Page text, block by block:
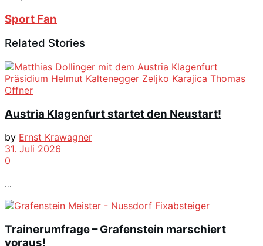
Sport Fan
Related Stories
Austria Klagenfurt startet den Neustart!
by Ernst Krawagner
31. Juli 2026
0
...
Trainerumfrage – Grafenstein marschiert
voraus!